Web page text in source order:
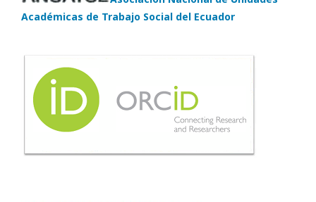
Académicas de Trabajo Social del Ecuador